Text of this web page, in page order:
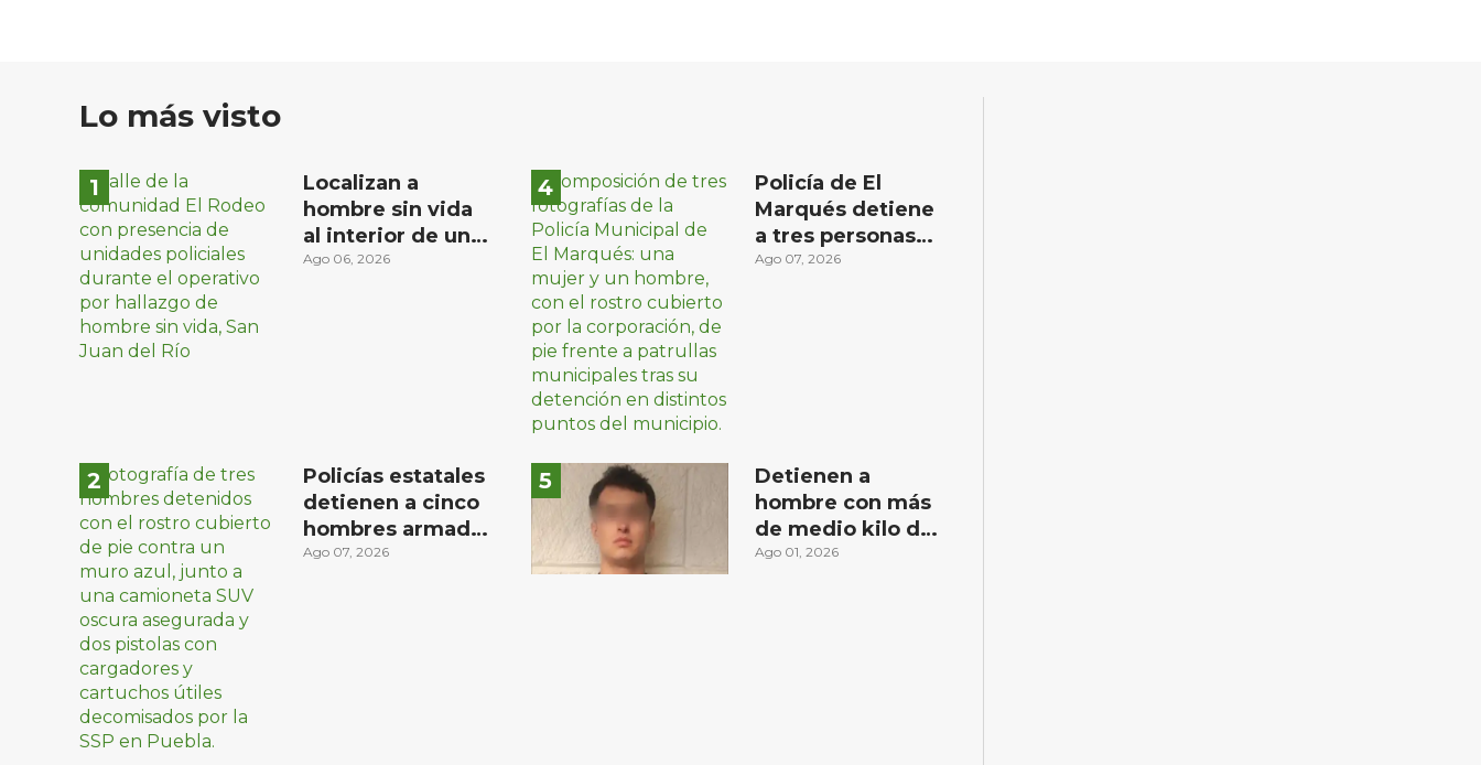
Lo más visto
Localizan a
hombre sin vida
al interior de un
domicilio en la
Ago 06, 2026
Policías estatales
detienen a cinco
hombres armados
en Puebla capital
Ago 07, 2026
Policía de El
Marqués detiene
a tres personas
con distintos
Ago 07, 2026
Detienen a
hombre con más
de medio kilo de
droga en
Ago 01, 2026